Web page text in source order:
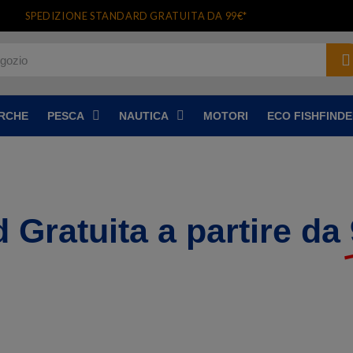
SPEDIZIONE STANDARD GRATUITA DA 99€*
PESCA NAUTICA MOTORI ECO
Gratuita a partire da